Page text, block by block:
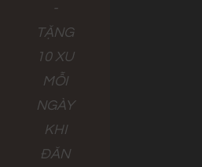
-
TẶNG
10 XU
MỖI
NGÀY
KHI
ĐĂN